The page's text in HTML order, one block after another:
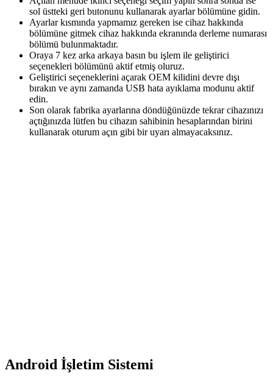
sol üstteki geri butonunu kullanarak ayarlar bölümüne gidin.
Ayarlar kısmında yapmamız gereken ise cihaz hakkında
bölümüne gitmek cihaz hakkında ekranında derleme numarası
bölümü bulunmaktadır.
Oraya 7 kez arka arkaya basın bu işlem ile geliştirici
seçenekleri bölümünü aktif etmiş oluruz.
Geliştirici seçeneklerini açarak OEM kilidini devre dışı
bırakın ve aynı zamanda USB hata ayıklama modunu aktif
edin.
Son olarak fabrika ayarlarına döndüğünüzde tekrar cihazınızı
açtığınızda lütfen bu cihazın sahibinin hesaplarından birini
kullanarak oturum açın gibi bir uyarı almayacaksınız.
Android İşletim Sistemi